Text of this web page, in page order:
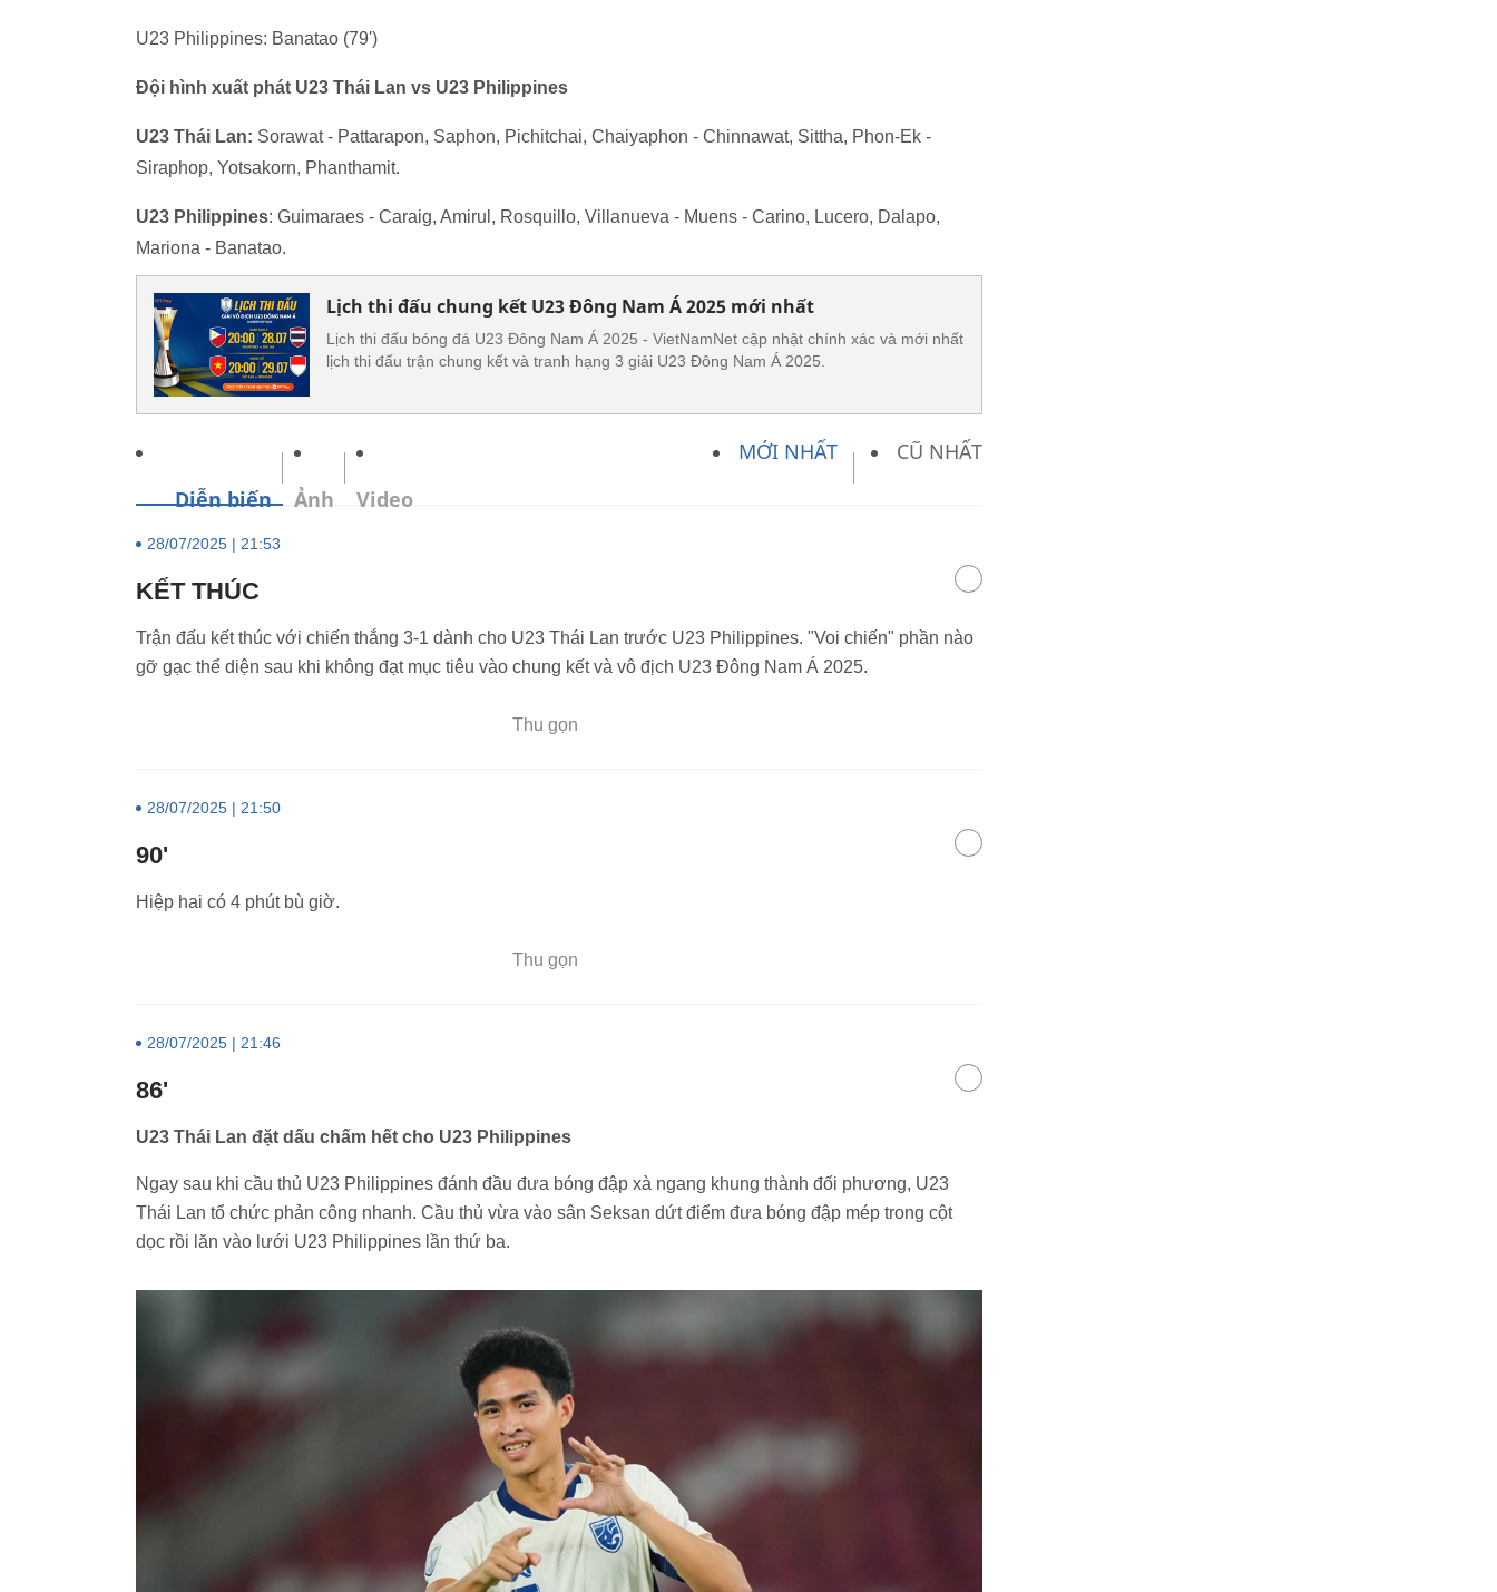
U23 Philippines: Banatao (79')
Đội hình xuất phát U23 Thái Lan vs U23 Philippines
U23 Thái Lan: Sorawat - Pattarapon, Saphon, Pichitchai, Chaiyaphon - Chinnawat, Sittha, Phon-Ek -
Siraphop, Yotsakorn, Phanthamit.
U23 Philippines: Guimaraes - Caraig, Amirul, Rosquillo, Villanueva - Muens - Carino, Lucero, Dalapo,
Mariona - Banatao.
Lịch thi đấu chung kết U23 Đông Nam Á 2025 mới nhất
Lịch thi đấu bóng đá U23 Đông Nam Á 2025 - VietNamNet cập nhật chính xác và mới nhất
lịch thi đấu trận chung kết và tranh hạng 3 giải U23 Đông Nam Á 2025.
Diễn biến Ảnh Video
MỚI NHẤT CŨ NHẤT
28/07/2025 | 21:53
KẾT THÚC
Trận đấu kết thúc với chiến thắng 3-1 dành cho U23 Thái Lan trước U23 Philippines. "Voi chiến" phần nào
gỡ gạc thể diện sau khi không đạt mục tiêu vào chung kết và vô địch U23 Đông Nam Á 2025.
Thu gọn
28/07/2025 | 21:50
90'
Hiệp hai có 4 phút bù giờ.
Thu gọn
28/07/2025 | 21:46
86'
U23 Thái Lan đặt dấu chấm hết cho U23 Philippines
Ngay sau khi cầu thủ U23 Philippines đánh đầu đưa bóng đập xà ngang khung thành đối phương, U23
Thái Lan tổ chức phản công nhanh. Cầu thủ vừa vào sân Seksan dứt điểm đưa bóng đập mép trong cột
dọc rồi lăn vào lưới U23 Philippines lần thứ ba.